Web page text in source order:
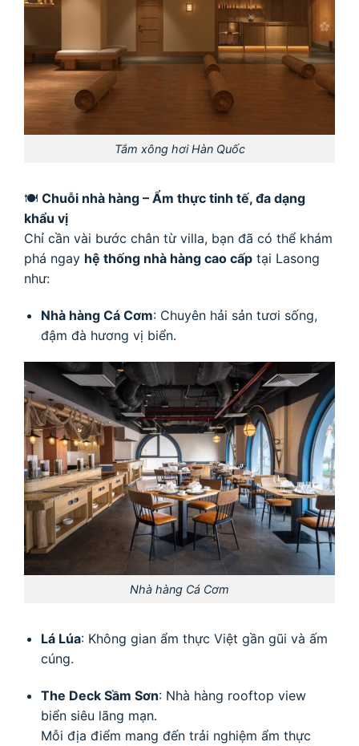
Tắm xông hơi Hàn Quốc
🍽 Chuỗi nhà hàng – Ẩm thực tinh tế, đa dạng
khẩu vị
Chỉ cần vài bước chân từ villa, bạn đã có thể khám
phá ngay hệ thống nhà hàng cao cấp tại Lasong
như:
Nhà hàng Cá Cơm: Chuyên hải sản tươi sống,
đậm đà hương vị biển.
Nhà hàng Cá Cơm
Lá Lúa: Không gian ẩm thực Việt gần gũi và ấm
cúng.
The Deck Sầm Sơn: Nhà hàng rooftop view
biển siêu lãng mạn.
Mỗi địa điểm mang đến trải nghiệm ẩm thực